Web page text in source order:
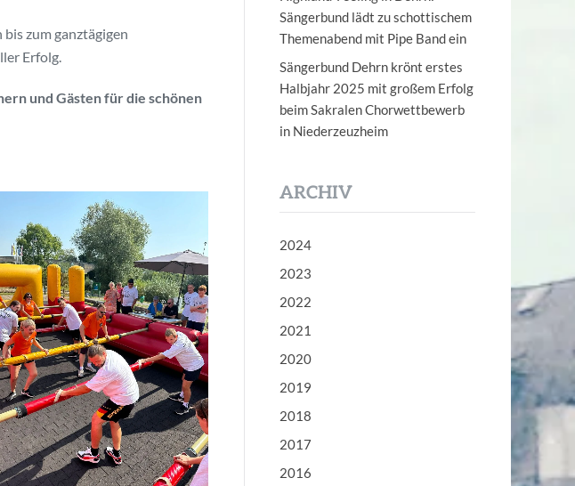
zum ganztägigen
Erfolg.
und Gästen für die schönen
Sängerbund lädt zu schottischem
Themenabend mit Pipe Band ein
Sängerbund Dehrn krönt erstes
Halbjahr 2025 mit großem Erfolg
beim Sakralen Chorwettbewerb
in Niederzeuzheim
ARCHIV
2024
2023
2022
2021
2020
2019
2018
2017
2016